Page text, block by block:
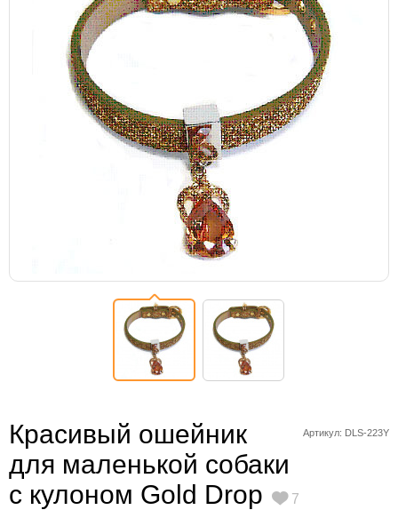
Артикул: DLS-223Y
Красивый ошейник
для маленькой собаки
с кулоном Gold Drop
7